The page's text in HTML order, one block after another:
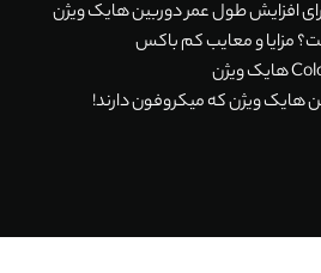
مزایا و معایب کم باکس